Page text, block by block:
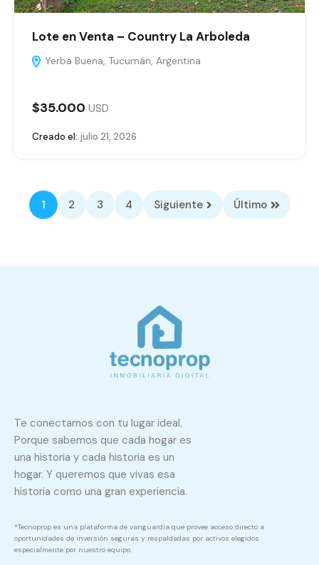
Lote en Venta – Country La Arboleda
Yerba Buena, Tucumán, Argentina
$35.000 USD
Creado el: julio 21, 2026
1 2 3 4 Siguiente Último
Te conectamos con tu lugar ideal.
Porque sabemos que cada hogar es
una historia y cada historia es un
hogar. Y queremos que vivas esa
historia como una gran experiencia.
*Tecnoprop es una plataforma de vanguardia que provee acceso directo a
oportunidades de inversión seguras y respaldadas por activos elegidos
especialmente por nuestro equipo.